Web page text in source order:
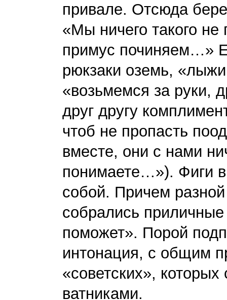
привале. Отсюда
«Мы ничего такого
примус починяем…»
рюкзаки оземь,
«возьмемся за руки,
друг другу
чтоб не пропасть
вместе, они с нами
понимаете…»). Фиги
собой. Причем
собрались
поможет». Порой
интонация, с общим
«советских»,
ватниками.